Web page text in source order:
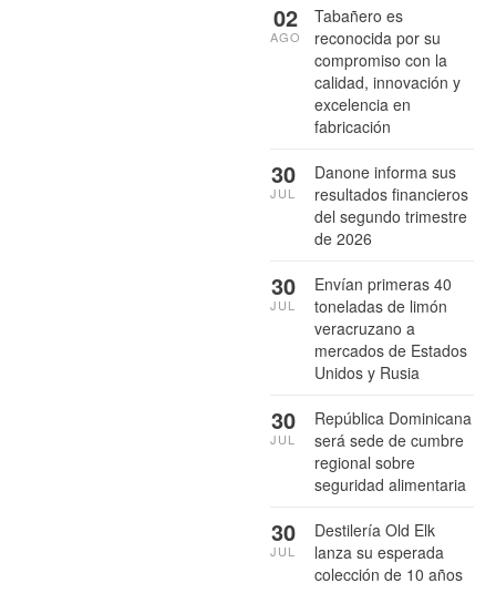
Tabañero es
reconocida por su
compromiso con la
calidad, innovación y
excelencia en
fabricación
02
AGO
Danone informa sus
resultados financieros
del segundo trimestre
de 2026
30
JUL
Envían primeras 40
toneladas de limón
veracruzano a
mercados de Estados
Unidos y Rusia
30
JUL
República Dominicana
será sede de cumbre
regional sobre
seguridad alimentaria
30
JUL
Destilería Old Elk
lanza su esperada
colección de 10 años
30
JUL